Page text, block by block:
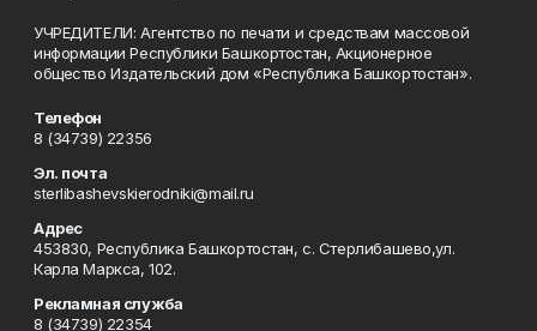
УЧРЕДИТЕЛИ: Агентство по печати и средствам массовой
информации Республики Башкортостан, Акционерное
общество Издательский дом «Республика Башкортостан».
Телефон
8 (34739) 22356
Эл. почта
sterlibashevskierodniki@mail.ru
Адрес
453830, Республика Башкортостан, c. Стерлибашево,ул.
Карла Маркса, 102.
Рекламная служба
8 (34739) 22354